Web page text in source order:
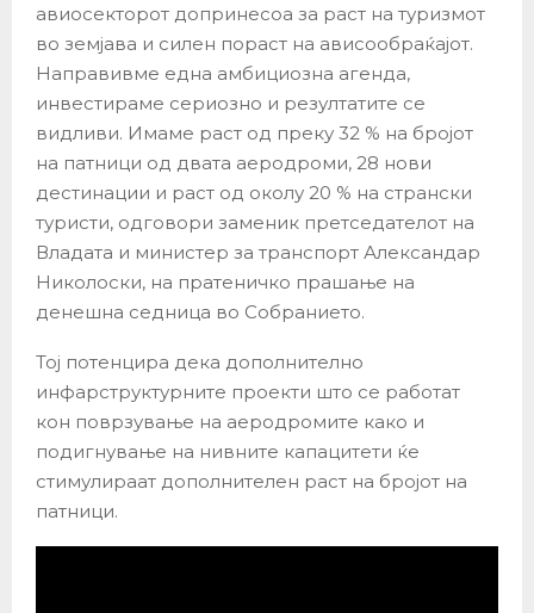
авиосекторот допринесоа за раст на туризмот
во земјава и силен пораст на ависообраќајот.
Направивме една амбициозна агенда,
инвестираме сериозно и резултатите се
видливи. Имаме раст од преку 32 % на бројот
на патници од двата аеродроми, 28 нови
дестинации и раст од околу 20 % на странски
туристи, одговори заменик претседателот на
Владата и министер за транспорт Александар
Николоски, на пратеничко прашање на
денешна седница во Собранието.
Тој потенцира дека дополнително
инфарструктурните проекти што се работат
кон поврзување на аеродромите како и
подигнување на нивните капацитети ќе
стимулираат дополнителен раст на бројот на
патници.